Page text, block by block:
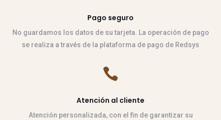
Pago seguro
No guardamos los datos de su tarjeta. La operación de pago
se realiza a través de la plataforma de pago de Redsys

Atención al cliente
Atención personalizada, con el fin de garantizar su